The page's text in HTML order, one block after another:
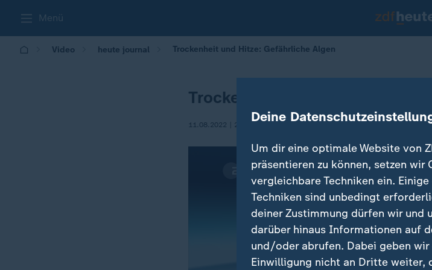
Menü
Video heute journal Trockenheit und Hitze: Gefährliche Algen
Trockenheit und Hitze:
11.08.2022 | 21:45 Deine
Um dir eine optimale Website von
präsentieren zu können, setzen wir
vergleichbare Techniken ein.
Techniken sind unbedingt
deiner Zustimmung dürfen wir und
darüber hinaus Informationen auf
und/oder abrufen. Dabei geben
Einwilligung nicht an Dritte weiter,